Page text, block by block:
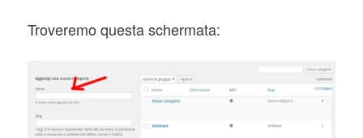
Troveremo questa schermata: